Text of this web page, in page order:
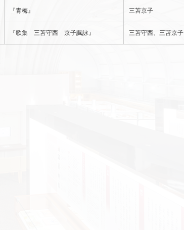
『青梅』 三苫京子
『歌集 三苫守西 京子諷詠』 三苫守西、三苫京子